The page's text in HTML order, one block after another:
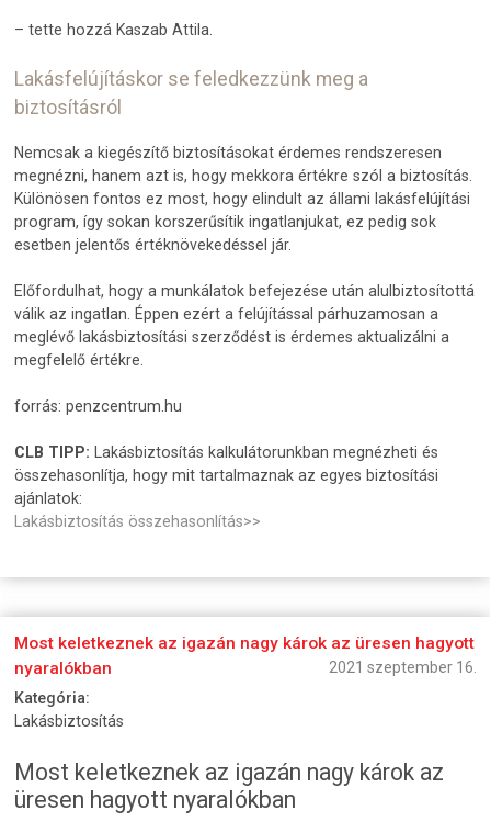
– tette hozzá Kaszab Attila.
Lakásfelújításkor se feledkezzünk meg a
biztosításról
Nemcsak a kiegészítő biztosításokat érdemes rendszeresen
megnézni, hanem azt is, hogy mekkora értékre szól a biztosítás.
Különösen fontos ez most, hogy elindult az állami lakásfelújítási
program, így sokan korszerűsítik ingatlanjukat, ez pedig sok
esetben jelentős értéknövekedéssel jár.
Előfordulhat, hogy a munkálatok befejezése után alulbiztosítottá
válik az ingatlan. Éppen ezért a felújítással párhuzamosan a
meglévő lakásbiztosítási szerződést is érdemes aktualizálni a
megfelelő értékre.
forrás: penzcentrum.hu
CLB TIPP: Lakásbiztosítás kalkulátorunkban megnézheti és
összehasonlítja, hogy mit tartalmaznak az egyes biztosítási
ajánlatok:
Lakásbiztosítás összehasonlítás>>
Most keletkeznek az igazán nagy károk az üresen hagyott
nyaralókban
2021 szeptember 16.
Kategória:
Lakásbiztosítás
Most keletkeznek az igazán nagy károk az
üresen hagyott nyaralókban